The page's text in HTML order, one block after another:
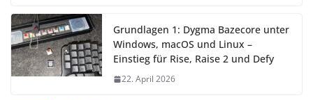
Grundlagen 1: Dygma Bazecore unter
Windows, macOS und Linux –
Einstieg für Rise, Raise 2 und Defy
22. April 2026